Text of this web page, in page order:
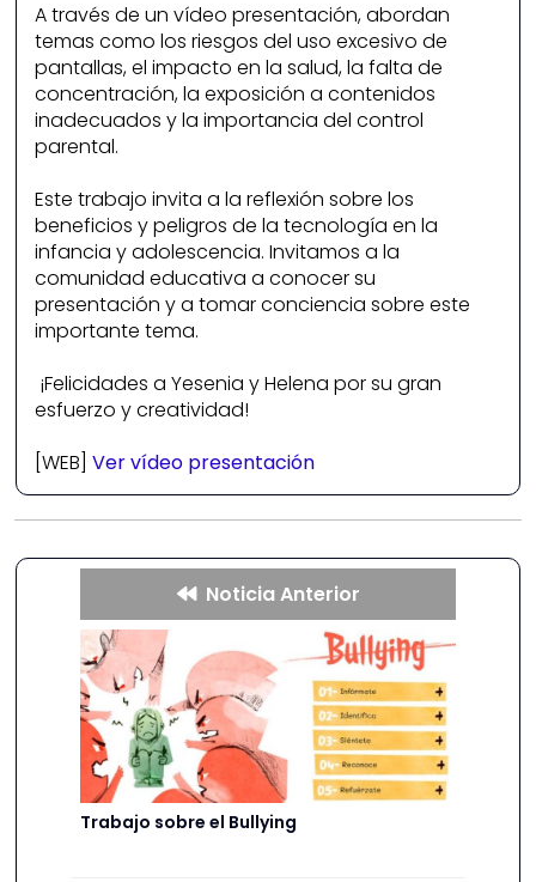
A través de un vídeo presentación, abordan
temas como los riesgos del uso excesivo de
pantallas, el impacto en la salud, la falta de
concentración, la exposición a contenidos
inadecuados y la importancia del control
parental.
Este trabajo invita a la reflexión sobre los
beneficios y peligros de la tecnología en la
infancia y adolescencia. Invitamos a la
comunidad educativa a conocer su
presentación y a tomar conciencia sobre este
importante tema.
¡Felicidades a Yesenia y Helena por su gran
esfuerzo y creatividad!
[WEB] Ver vídeo presentación
Noticia Anterior
Trabajo sobre el Bullying